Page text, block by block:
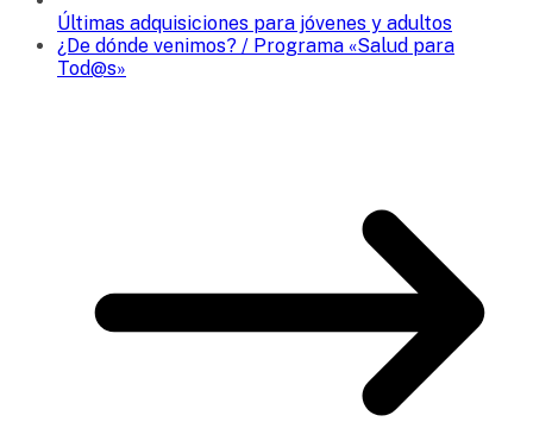
Últimas adquisiciones para jóvenes y adultos
¿De dónde venimos? / Programa «Salud para
Tod@s»